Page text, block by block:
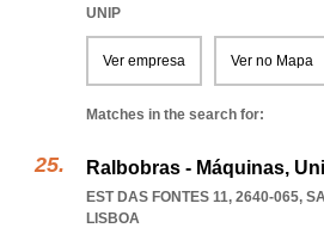
UNIP
Ver empresa Ver no Mapa
Matches in the search for:
Ralbobras - Máquinas,
EST DAS FONTES 11, 2640-065,
LISBOA